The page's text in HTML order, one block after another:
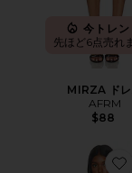
今トレ
先ほど6点売れ
MIRZA ドレ
AFRM
$88